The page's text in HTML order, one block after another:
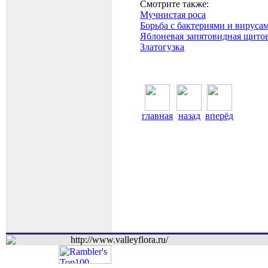
Смотрите также:
Мучнистая роса
Борьба с бактериями и
Яблоневая запятовидная
Златогузка
главная назад вперёд
http://www.valleyflora.ru/